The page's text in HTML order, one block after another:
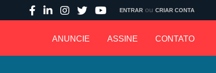
ANUNCIE ASSINE CONTATO
ENTRAR ou CRIAR CONTA